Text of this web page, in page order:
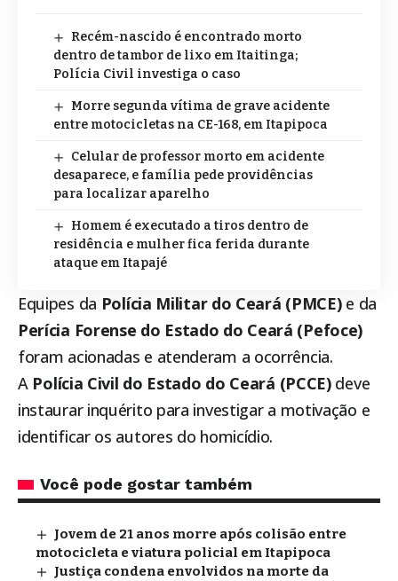
Recém-nascido é encontrado morto
dentro de tambor de lixo em Itaitinga;
Polícia Civil investiga o caso
Morre segunda vítima de grave acidente
entre motocicletas na CE-168, em Itapipoca
Celular de professor morto em acidente
desaparece, e família pede providências
para localizar aparelho
Homem é executado a tiros dentro de
residência e mulher fica ferida durante
ataque em Itapajé
Equipes da Polícia Militar do Ceará (PMCE)e da
Perícia Forense do Estado do Ceará (Pefoce)
foram acionadas e atenderam a ocorrência.
A Polícia Civil do Estado do Ceará (PCCE)deve
instaurar inquérito para investigar a motivação e
identificar os autores do homicídio.
Você pode gostar também
Jovem de 21 anos morre após colisão entre
motocicleta e viatura policial em Itapipoca
Justiça condena envolvidos na morte da